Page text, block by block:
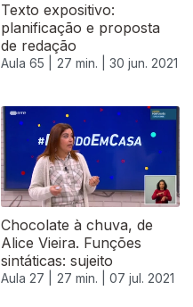
Texto expositivo:
planificação e proposta
de redação
Aula 65 | 27 min. | 30 jun. 2021
Chocolate à chuva, de
Alice Vieira. Funções
sintáticas: sujeito
Aula 27 | 27 min. | 07 jul. 2021